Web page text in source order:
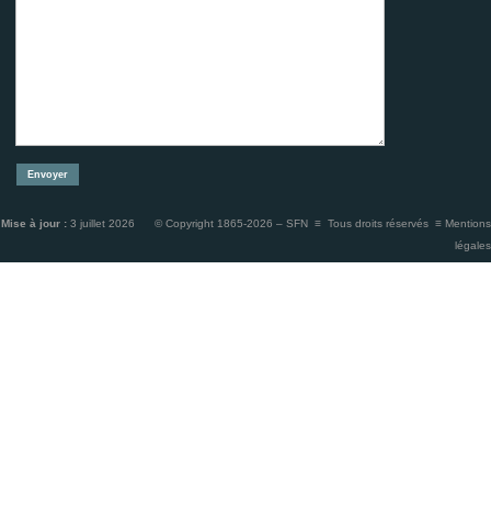
Mise à jour : 3 juillet 2026 © Copyright 1865-2026 – SFN ≡ Tous droits réservés ≡ Mentions
légales